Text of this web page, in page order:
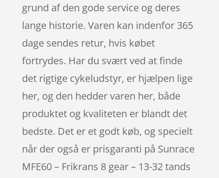
grund af den gode service og deres
lange historie. Varen kan indenfor 365
dage sendes retur, hvis købet
fortrydes. Har du svært ved at finde
det rigtige cykeludstyr, er hjælpen lige
her, og den hedder varen her, både
produktet og kvaliteten er blandt det
bedste. Det er et godt køb, og specielt
når der også er prisgaranti på Sunrace
MFE60 – Frikrans 8 gear – 13-32 tands